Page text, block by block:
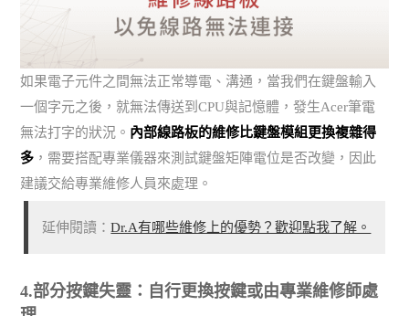
如果電子元件之間無法正常導電、溝通，當我們在鍵盤輸入
一個字元之後，就無法傳送到CPU與記憶體，發生Acer筆電
無法打字的狀況。 內部線路板的維修比鍵盤模組更換複雜得
多 ，需要搭配專業儀器來測試鍵盤矩陣電位是否改變，因此
建議交給專業維修人員來處理。
延伸閱讀：Dr.A有哪些維修上的優勢？歡迎點我了解。
4.部分按鍵失靈：自行更換按鍵或由專業維修師處